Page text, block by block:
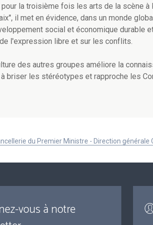
pour la troisième fois les arts de la scène
il met en évidence, dans un monde
social et économique durable
l'expression libre et sur les conflits.
des autres groupes améliore la
briser les stéréotypes et rapproche les
du Premier Ministre - Direction
vous à notre